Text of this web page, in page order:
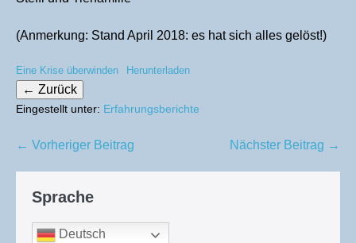
(Anmerkung: Stand April 2018: es hat sich alles gelöst!)
Eine Krise überwinden Herunterladen
Eingestellt unter: Erfahrungsberichte
Beitragsnavigation
← Vorheriger Beitrag Nächster Beitrag →
Sprache
Deutsch